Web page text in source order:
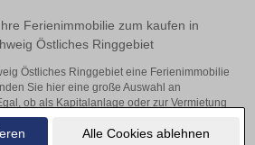
Alle Cookies ablehnen
Ferienimmobilie zum kaufen in
Östliches Ringgebiet
Östliches Ringgebiet eine Ferienimmobilie
Sie hier eine große Auswahl an
ob als Kapitalanlage oder zur Vermietung
in Braunschweig Östliches Ringgebiet
oder in der Nähe.